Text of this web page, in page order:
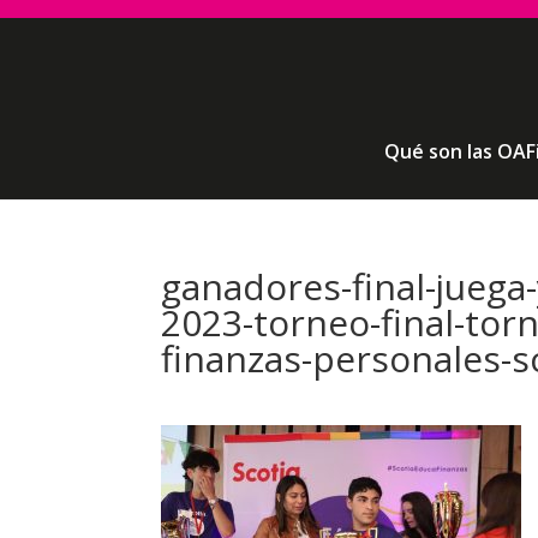
Qué son las
ganadores-final-
2023-torneo-final-
finanzas-personales-